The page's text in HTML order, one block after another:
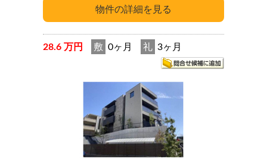
28.6 万円 敷 0ヶ月 礼 3ヶ月